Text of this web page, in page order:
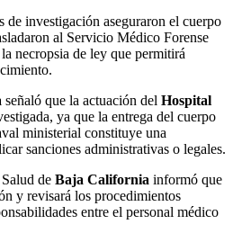
de investigación aseguraron el cuerpo
al Servicio Médico Forense
necropsia de ley que permitirá
señaló que la actuación del Hospital
ya que la entrega del cuerpo
ministerial constituye una
sanciones administrativas o legales.
de Baja California informó que
y revisará los procedimientos
entre el personal médico